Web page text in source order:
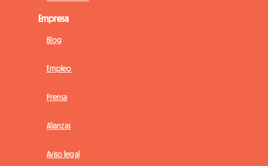
Empresa
Blog
Empleo
Prensa
Alianzas
Aviso legal